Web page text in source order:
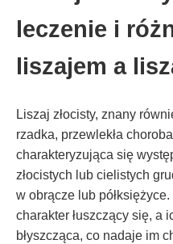
leczenie i
liszajem a
Liszaj złocisty, znany
rzadka, przewlekła
charakteryzująca się
złocistych lub cielistych
w obrącze lub
charakter łuszczący się, a
błyszcząca, co nadaje im